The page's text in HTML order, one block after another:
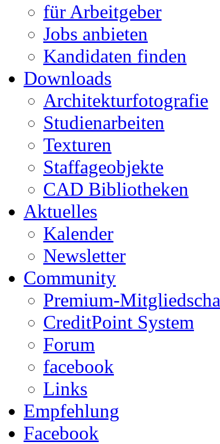
für Arbeitgeber
Jobs anbieten
Kandidaten finden
Downloads
Architekturfotografie
Studienarbeiten
Texturen
Staffageobjekte
CAD Bibliotheken
Aktuelles
Kalender
Newsletter
Community
Premium-
CreditPoint System
Forum
facebook
Links
Empfehlung
Facebook